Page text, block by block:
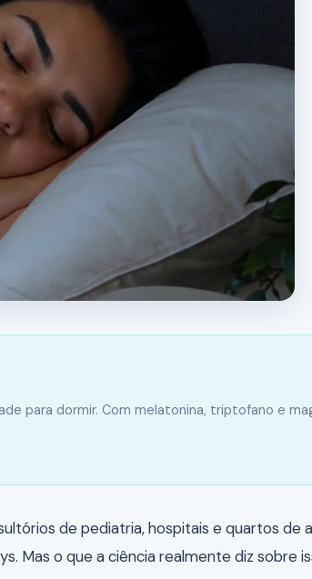
para dormir. Com melatonina, triptofano e
de pediatria, hospitais e quartos de
Mas o que a ciência realmente diz sobre